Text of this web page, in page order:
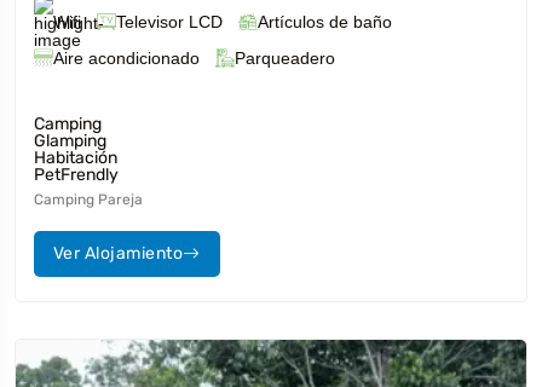
Wifi Televisor LCD
Artículos de baño
Aire acondicionado
Parqueadero
Camping
Glamping
Habitación
PetFrendly
Camping Pareja
Ver Alojamiento